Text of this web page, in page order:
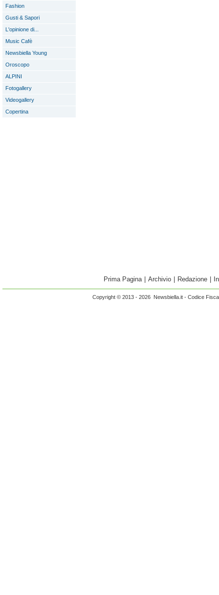
Fashion
Gusti & Sapori
L'opinione di...
Music Cafè
Newsbiella Young
Oroscopo
ALPINI
Fotogallery
Videogallery
Copertina
Prima Pagina Archivio Redazione
Copyright © 2013 - 2026 Newsbiella.it - Codice